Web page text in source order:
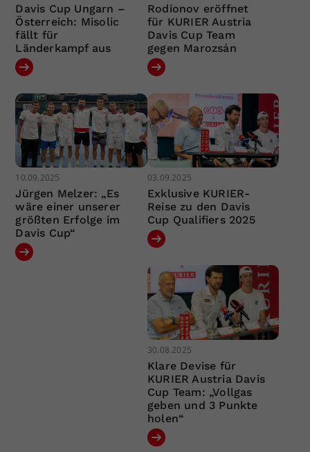
Davis Cup Ungarn –
Österreich: Misolic
fällt für
Länderkampf aus
Rodionov eröffnet
für KURIER Austria
Davis Cup Team
gegen Marozsán
10.09.2025
Jürgen Melzer: „Es
wäre einer unserer
größten Erfolge im
Davis Cup“
03.09.2025
Exklusive KURIER-
Reise zu den Davis
Cup Qualifiers 2025
30.08.2025
Klare Devise für
KURIER Austria Davis
Cup Team: „Vollgas
geben und 3 Punkte
holen“